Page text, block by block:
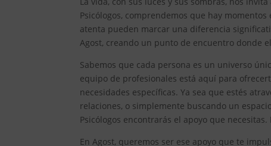
Psicólogos, comprendemos que hay
atenta pueden marcar una diferencia
Agost, creando un punto de encuentro donde
Sabemos que cada persona es un universo
equipo de profesionales está aquí para
necesidades específicas. Ya sea que estés
relaciones, o simplemente buscando un
Psicólogos encontrarás el apoyo que
En Agost, queremos ser ese apoyo que te